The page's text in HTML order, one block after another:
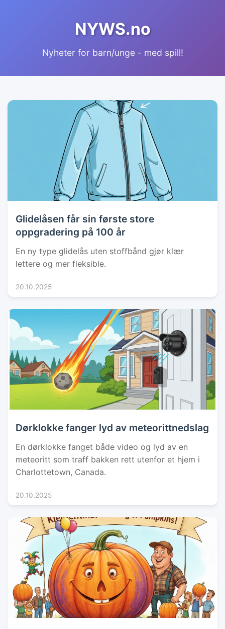
NYWS.no
Nyheter for barn/unge - med spill!
Glidelåsen får sin første store
oppgradering på 100 år
En ny type glidelås uten stoffbånd gjør klær
lettere og mer fleksible.
20.10.2025
Dørklokke fanger lyd av meteorittnedslag
En dørklokke fanget både video og lyd av en
meteoritt som traff bakken rett utenfor et hjem i
Charlottetown, Canada.
20.10.2025